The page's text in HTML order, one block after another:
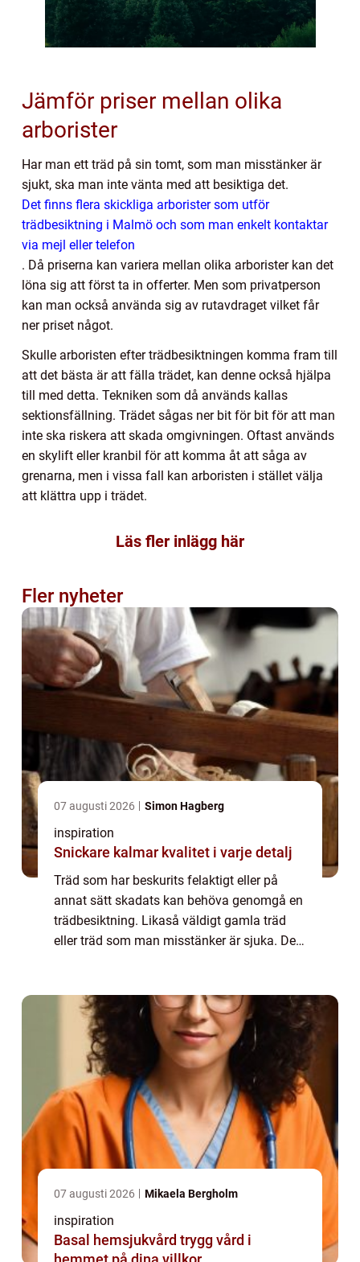
Jämför priser mellan olika
arborister
Har man ett träd på sin tomt, som man misstänker är
sjukt, ska man inte vänta med att besiktiga det.
Det finns flera skickliga arborister som utför
trädbesiktning i Malmö och som man enkelt kontaktar
via mejl eller telefon
. Då priserna kan variera mellan olika arborister kan det
löna sig att först ta in offerter. Men som privatperson
kan man också använda sig av rutavdraget vilket får
ner priset något.
Skulle arboristen efter trädbesiktningen komma fram till
att det bästa är att fälla trädet, kan denne också hjälpa
till med detta. Tekniken som då används kallas
sektionsfällning. Trädet sågas ner bit för bit för att man
inte ska riskera att skada omgivningen. Oftast används
en skylift eller kranbil för att komma åt att såga av
grenarna, men i vissa fall kan arboristen i stället välja
att klättra upp i trädet.
Läs fler inlägg här
Fler nyheter
07 augusti 2026 Simon Hagberg
inspiration
Snickare kalmar kvalitet i varje detalj
Träd som har beskurits felaktigt eller på
annat sätt skadats kan behöva genomgå en
trädbesiktning. Likaså väldigt gamla träd
eller träd som man misstänker är sjuka. Det
07 augusti 2026 Mikaela Bergholm
inspiration
Basal hemsjukvård trygg vård i